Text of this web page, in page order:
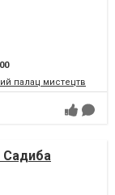
палац мистецтв
Садиба